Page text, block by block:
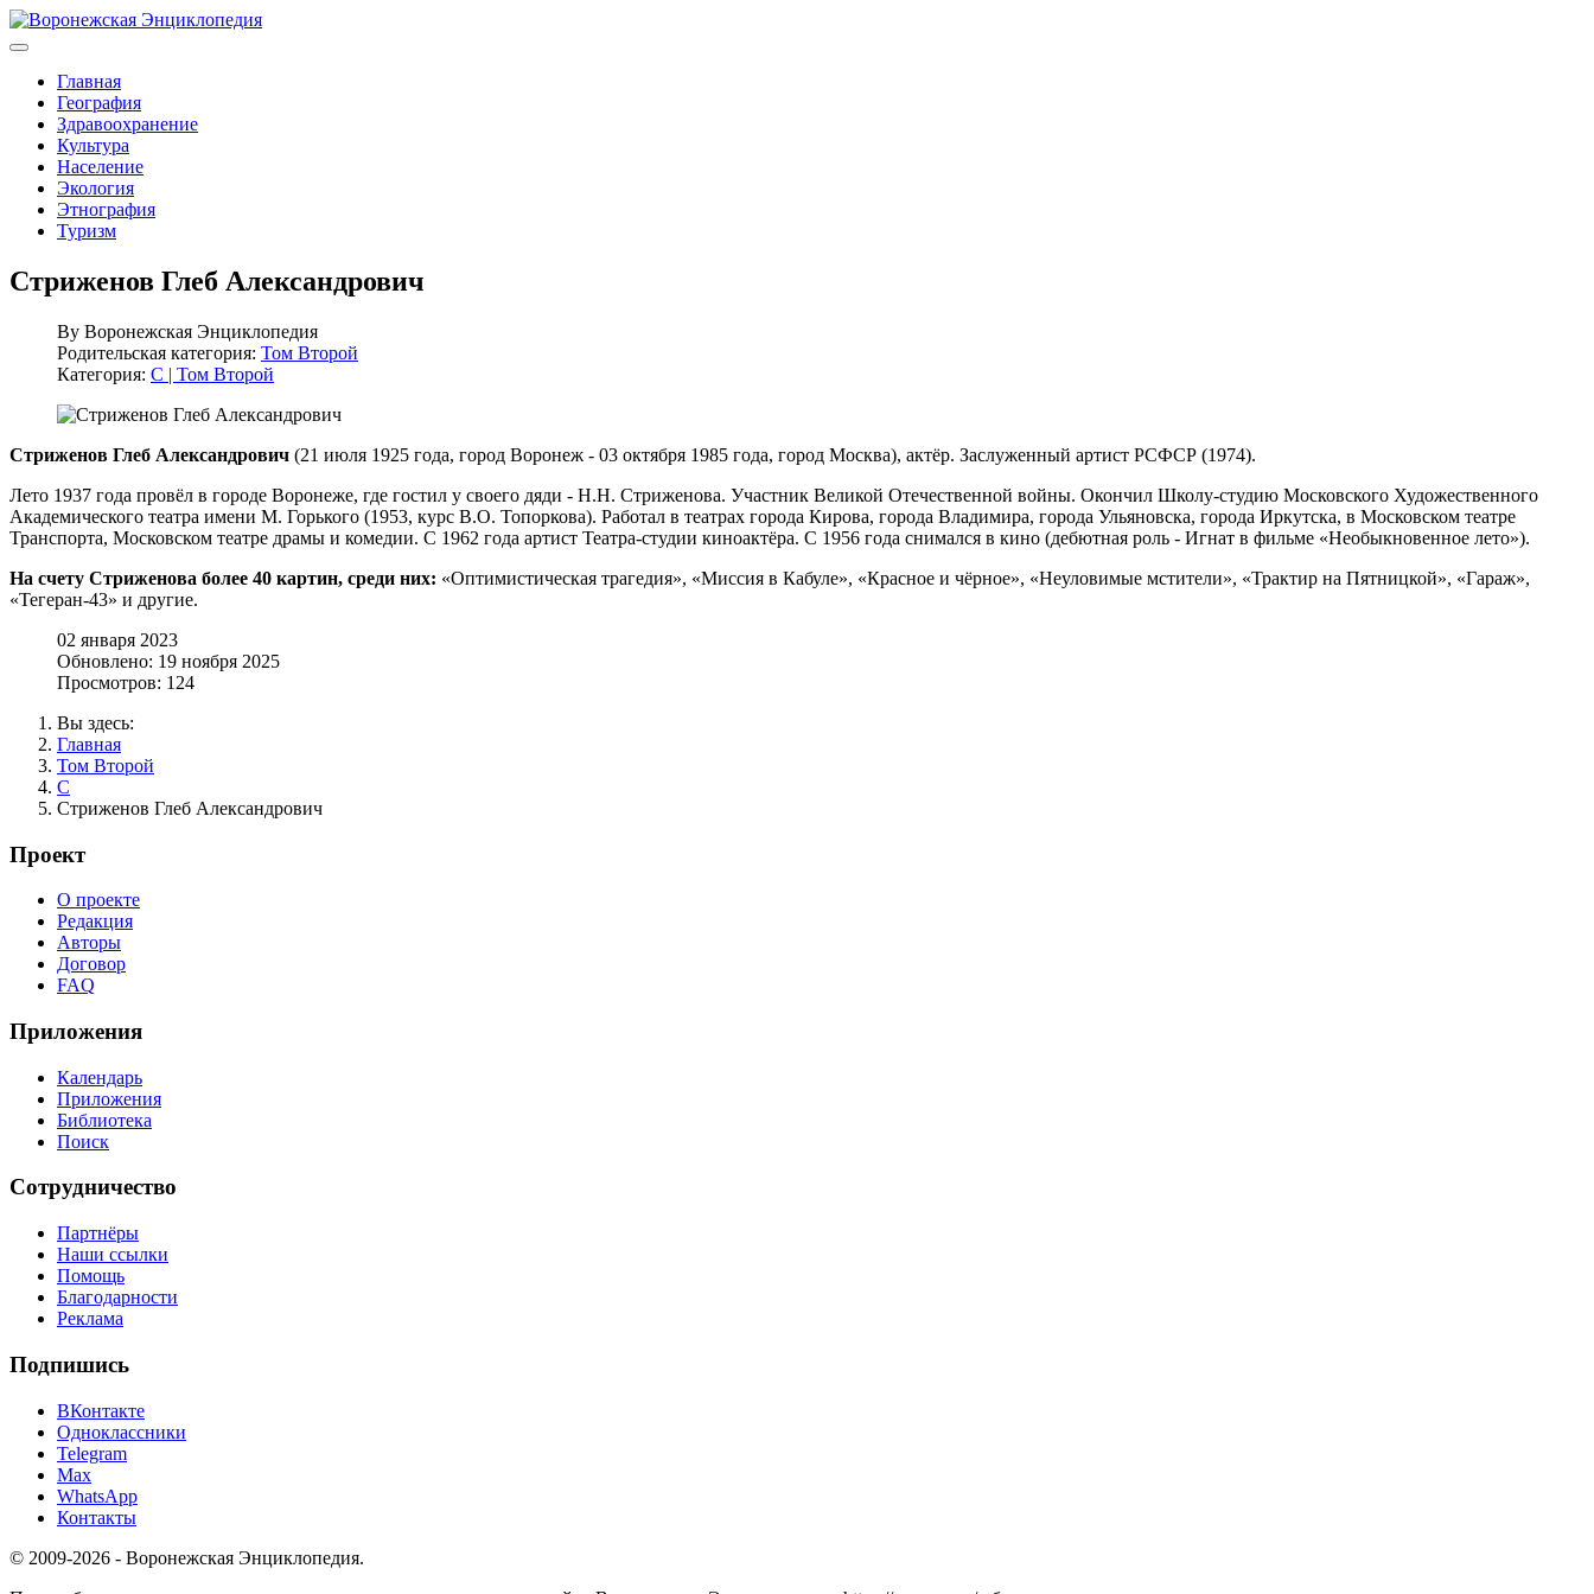
Главная
География
Здравоохранение
Культура
Население
Экология
Этнография
Туризм
Стриженов Глеб Александрович
By Воронежская Энциклопедия
Родительская категория: Том Второй
Категория: С | Том Второй
Стриженов Глеб Александрович (21 июля 1925 года, город Воронеж - 03 октября 1985 года, город Москва), актёр. Заслуженный артист РСФСР (1974).
Лето 1937 года провёл в городе Воронеже, где гостил у своего дяди - Н.Н. Стриженова. Участник Великой Отечественной войны. Окончил Школу-студию Московского Художественного
Академического театра имени М. Горького (1953, курс В.О. Топоркова). Работал в театрах города Кирова, города Владимира, города Ульяновска, города Иркутска, в Московском театре
Транспорта, Московском театре драмы и комедии. С 1962 года артист Театра-студии киноактёра. С 1956 года снимался в кино (дебютная роль - Игнат в фильме «Необыкновенное лето»).
На счету Стриженова более 40 картин, среди них: «Оптимистическая трагедия», «Миссия в Кабуле», «Красное и чёрное», «Неуловимые мстители», «Трактир на Пятницкой», «Гараж»,
«Тегеран-43» и другие.
02 января 2023
Обновлено: 19 ноября 2025
Просмотров: 124
Вы здесь:
Главная
Том Второй
С
Стриженов Глеб Александрович
Проект
О проекте
Редакция
Авторы
Договор
FAQ
Приложения
Календарь
Приложения
Библиотека
Поиск
Сотрудничество
Партнёры
Наши ссылки
Помощь
Благодарности
Реклама
Подпишись
ВКонтакте
Одноклассники
Telegram
Max
WhatsApp
Контакты
© 2009-2026 - Воронежская Энциклопедия.